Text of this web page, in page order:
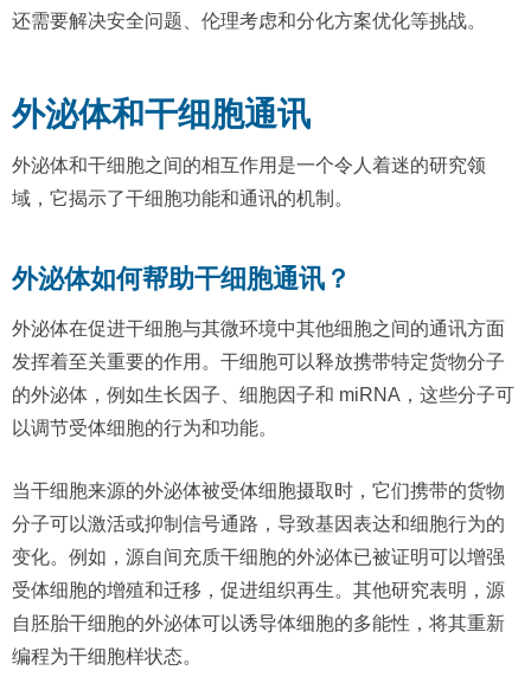
还需要解决安全问题、伦理考虑和分化方案优化等挑战。
外泌体和干细胞通讯
外泌体和干细胞之间的相互作用是一个令人着迷的研究领
域，它揭示了干细胞功能和通讯的机制。
外泌体如何帮助干细胞通讯？
外泌体在促进干细胞与其微环境中其他细胞之间的通讯方面
发挥着至关重要的作用。干细胞可以释放携带特定货物分子
的外泌体，例如生长因子、细胞因子和 miRNA，这些分子可
以调节受体细胞的行为和功能。
当干细胞来源的外泌体被受体细胞摄取时，它们携带的货物
分子可以激活或抑制信号通路，导致基因表达和细胞行为的
变化。例如，源自间充质干细胞的外泌体已被证明可以增强
受体细胞的增殖和迁移，促进组织再生。其他研究表明，源
自胚胎干细胞的外泌体可以诱导体细胞的多能性，将其重新
编程为干细胞样状态。